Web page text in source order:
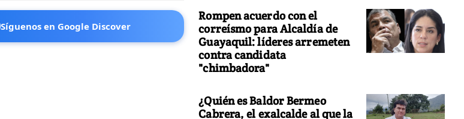
Síguenos en Google Discover
Rompen acuerdo con el
correísmo para Alcaldía de
Guayaquil: líderes arremeten
contra candidata
"chimbadora"
¿Quién es Baldor Bermeo
Cabrera, el exalcalde al que la